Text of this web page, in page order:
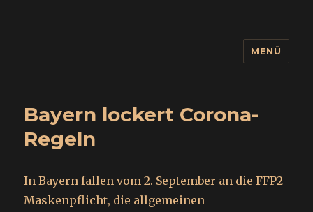
MENÜ
Bayern lockert Corona-
Regeln
In Bayern fallen vom 2. September an die FFP2-
Maskenpflicht, die allgemeinen